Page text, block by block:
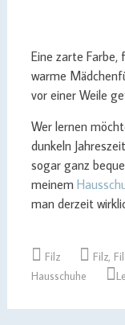
Eine zarte
warme
vor einer Weile
Wer lernen
dunkeln
sogar ganz
meinem
man derzeit
Filz Filz,
Hausschuhe